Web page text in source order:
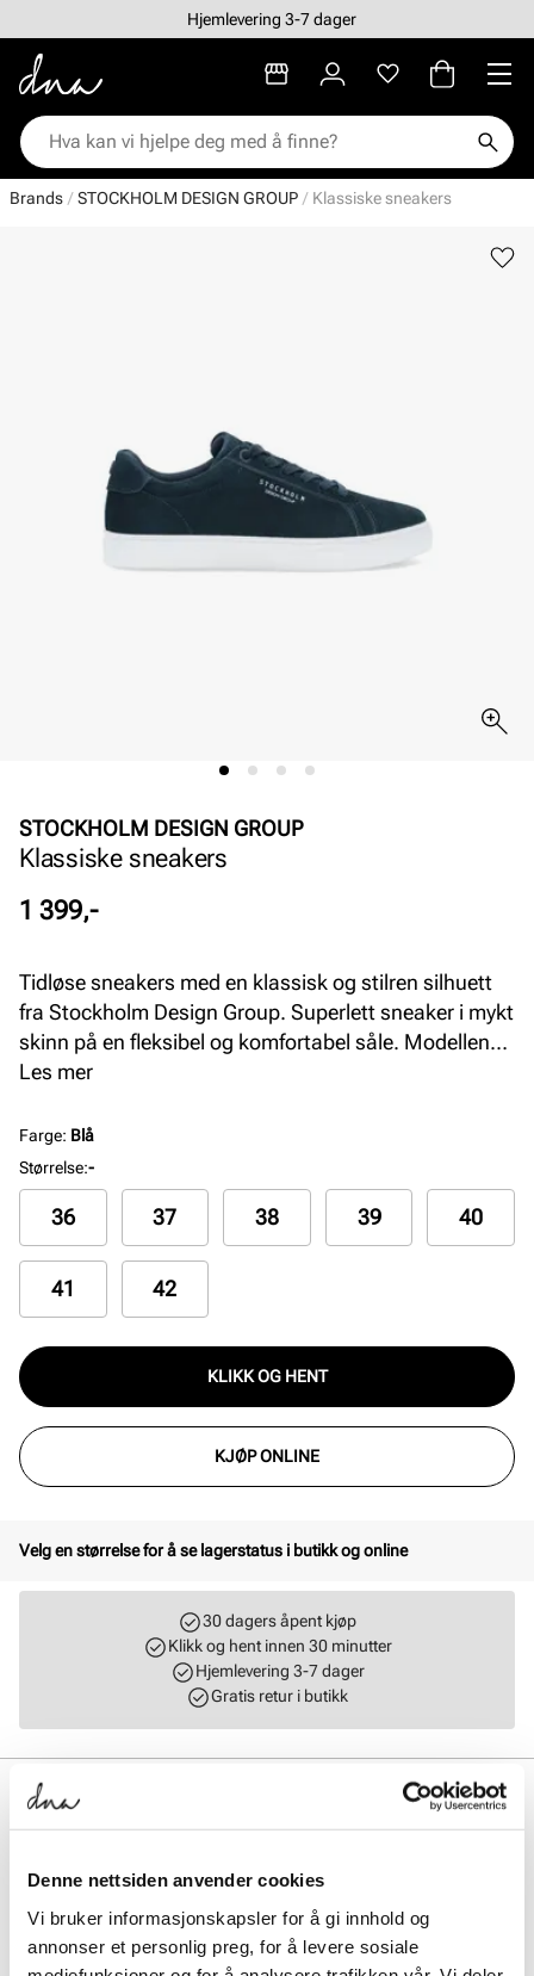
Denne nettsiden anvender cookies
Vi bruker informasjonskapsler for å gi innhold og
annonser et personlig preg, for å levere sosiale
Hjemlevering 3-7 dager
Brands STOCKHOLM DESIGN GROUP Klassiske sneakers
STOCKHOLM DESIGN GROUP
Klassiske sneakers
Pris
1 399,-
Tidløse sneakers med en klassisk og stilren silhuett
fra Stockholm Design Group. Superlett sneaker i mykt
skinn på en fleksibel og komfortabel såle. Modellen
har også en myk og behagelig innersåle i skinn.
Les mer
Farge: Blå
Størrelse:-
36 37 38 39 40
41 42
KLIKK OG HENT
KJØP ONLINE
Velg en størrelse for å se lagerstatus i butikk og online
30 dagers åpent kjøp
Klikk og hent innen 30 minutter
Hjemlevering 3-7 dager
Gratis retur i butikk
BESKRIVELSE
komfortabel såle. Modellen har også en myk og behagelig innersåle i
skinn.